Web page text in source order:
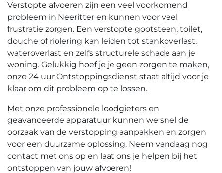
Verstopte afvoeren zijn een veel voorkomend
probleem in Neeritter en kunnen voor veel
frustratie zorgen.​ Een verstopte gootsteen, toilet,
douche of riolering kan leiden tot stankoverlast,
wateroverlast en zelfs structurele schade aan je
woning.​ Gelukkig hoef je je geen zorgen te maken,
onze 24 uur Ontstoppingsdienst staat altijd voor je
klaar om dit probleem op te lossen.​
Met onze professionele loodgieters en
geavanceerde apparatuur kunnen we snel de
oorzaak van de verstopping aanpakken en zorgen
voor een duurzame oplossing.​ Neem vandaag nog
contact met ons op en laat ons je helpen bij het
ontstoppen van jouw afvoeren!​